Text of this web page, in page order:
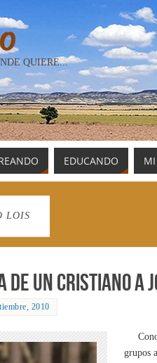
QUIERE...
EDUCANDO
LOIS
un cristiano a
2010
grupos